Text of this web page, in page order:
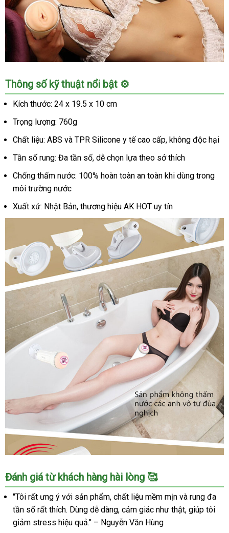
Cốc
thủ
dâm
tường
rung
mạnh
kích
chuẩn
HOT
Thông số kỹ thuật nổi bật ⚙️
Kích thước: 24 x 19.5 x 10 cm
Trọng lượng: 760g
Chất liệu: ABS và TPR Silicone y tế cao cấp, không độc hại
Tần số rung: Đa tần số, dễ chọn lựa theo sở thích
Chống thấm nước: 100% hoàn toàn an toàn khi dùng trong
môi trường nước
Xuất xứ: Nhật Bản, thương hiệu AK HOT uy tín
Cốc
thủ
dâm
gắn
tường
rung
Đánh giá từ khách hàng hài lòng 🥰
"Tôi rất ưng ý với sản phẩm, chất liệu mềm mịn và rung đa
tần số rất thích. Dùng dễ dàng, cảm giác như thật, giúp tôi
giảm stress hiệu quả." – Nguyễn Văn Hùng